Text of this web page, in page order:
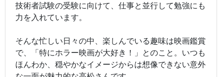
技術者試験の受験に向けて、仕事と並行して勉強にも
力を入れています。
そんな忙しい日々の中、楽しんでいる趣味は映画鑑賞
で、「特にホラー映画が大好き！」とのこと。いつも
ほんわか、穏やかなイメージからは想像できない意外